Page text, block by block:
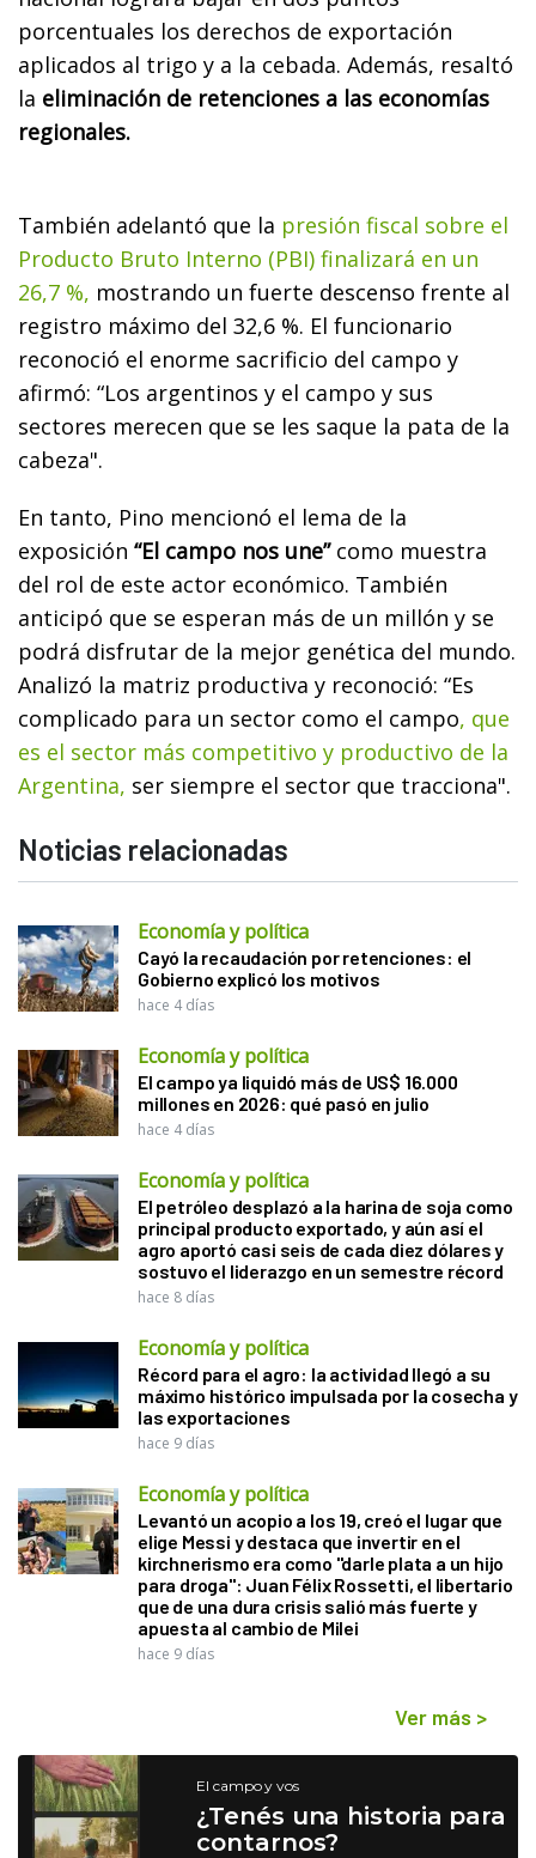
porcentuales los derechos de exportación
aplicados al trigo y a la cebada. Además, resaltó
la eliminación de retenciones a las economías
regionales.
También adelantó que la presión fiscal sobre el
Producto Bruto Interno (PBI) finalizará en un
26,7 %, mostrando un fuerte descenso frente al
registro máximo del 32,6 %. El funcionario
reconoció el enorme sacrificio del campo y
afirmó: “Los argentinos y el campo y sus
sectores merecen que se les saque la pata de la
cabeza".
En tanto, Pino mencionó el lema de la
exposición “El campo nos une”como muestra
del rol de este actor económico. También
anticipó que se esperan más de un millón y se
podrá disfrutar de la mejor genética del mundo.
Analizó la matriz productiva y reconoció: “Es
complicado para un sector como el campo, que
es el sector más competitivo y productivo de la
Argentina, ser siempre el sector que tracciona".
Noticias relacionadas
Economía y política
Cayó la recaudación por retenciones: el
Gobierno explicó los motivos
hace 4 días
Economía y política
El campo ya liquidó más de US$ 16.000
millones en 2026: qué pasó en julio
hace 4 días
Economía y política
El petróleo desplazó a la harina de soja como
principal producto exportado, y aún así el
agro aportó casi seis de cada diez dólares y
sostuvo el liderazgo en un semestre récord
hace 8 días
Economía y política
Récord para el agro: la actividad llegó a su
máximo histórico impulsada por la cosecha y
las exportaciones
hace 9 días
Economía y política
Levantó un acopio a los 19, creó el lugar que
elige Messi y destaca que invertir en el
kirchnerismo era como "darle plata a un hijo
para droga": Juan Félix Rossetti, el libertario
que de una dura crisis salió más fuerte y
apuesta al cambio de Milei
hace 9 días
Ver más >
El campo y vos
¿Tenés una historia para
contarnos?